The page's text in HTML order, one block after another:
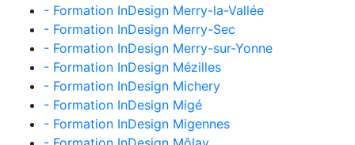
- Formation InDesign Merry-la-Vallée
- Formation InDesign Merry-Sec
- Formation InDesign Merry-sur-Yonne
- Formation InDesign Mézilles
- Formation InDesign Michery
- Formation InDesign Migé
- Formation InDesign Migennes